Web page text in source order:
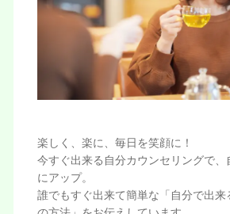
楽しく、楽に、毎日を笑顔に！
今すぐ出来る自分カウンセリングで、
にアップ。
誰でもすぐ出来て簡単な「自分で出来